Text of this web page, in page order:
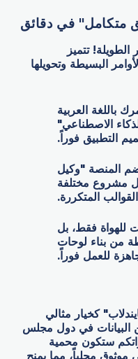
متكامل" في دقائق
الطويلة! تتميز
البسيطة وتحويلها
باللغة العربية
الاصطناعي"
التطبيق فوراً.
المنصة "وكيل
مشروع مختلفة
المتكررة.
للهواة فقط، بل
من بناء لوحات
للعمل فوراً.
كخيار مثالي
البيانات في دول مجلس
ستكون محمية
محلياً، مما يمنح